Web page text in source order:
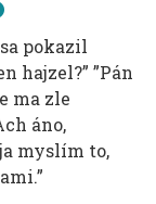
pokazil
hajzel?” ”Pán
ma zle
áno,
myslím to,